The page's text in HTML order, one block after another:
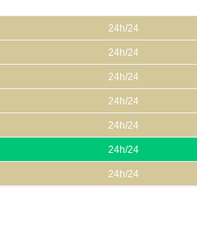
24h/24
24h/24
24h/24
24h/24
24h/24
24h/24
24h/24